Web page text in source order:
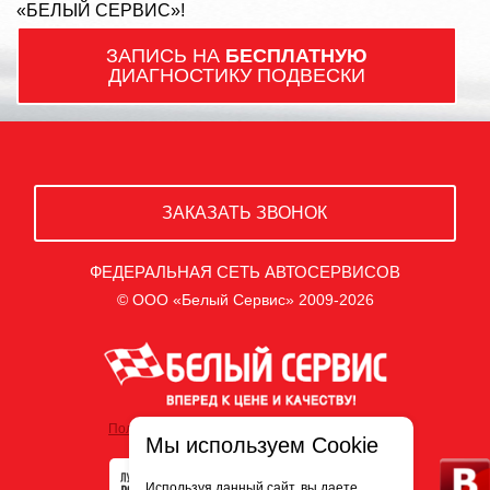
«БЕЛЫЙ СЕРВИС»!
ЗАПИСЬ НА БЕСПЛАТНУЮ
ДИАГНОСТИКУ ПОДВЕСКИ
ЗАКАЗАТЬ ЗВОНОК
ФЕДЕРАЛЬНАЯ СЕТЬ АВТОСЕРВИСОВ
© ООО «Белый Сервис» 2009-2026
Политика обработки персональных данных
Мы используем Cookie